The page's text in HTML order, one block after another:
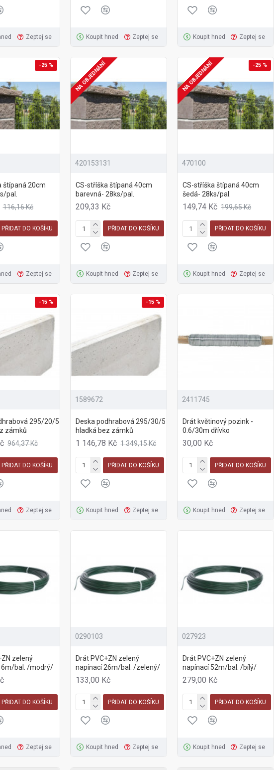
Zeptej se Koupit hned Zeptej se Koupit hned Zeptej se
-25 %
štípaná 20cm
pal.
116,16 Kč
PŘIDAT DO KOŠÍKU
Zeptej se
NA OBJEDNÁNÍ
420153131
CS-stříška štípaná 40cm
barevná- 28ks/pal.
209,33 Kč
PŘIDAT DO KOŠÍKU
Koupit hned Zeptej se
-25 %
NA OBJEDNÁNÍ
470100
CS-stříška štípaná 40cm
šedá- 28ks/pal.
149,74 Kč 199,65 Kč
PŘIDAT DO KOŠÍKU
Koupit hned Zeptej se
-15 %
295/20/5
zámků
964,37 Kč
PŘIDAT DO KOŠÍKU
Zeptej se
-15 %
1589672
Deska podhrabová 295/30/5
hladká bez zámků
1 146,78 Kč 1 349,15 Kč
PŘIDAT DO KOŠÍKU
Koupit hned Zeptej se
2411745
Drát květinový pozink -
0.6/30m dřívko
30,00 Kč
PŘIDAT DO KOŠÍKU
Koupit hned Zeptej se
zelený
bal. /modrý/
PŘIDAT DO KOŠÍKU
Zeptej se
0290103
Drát PVC+ZN zelený
napínací 26m/bal. /zelený/
133,00 Kč
PŘIDAT DO KOŠÍKU
Koupit hned Zeptej se
027923
Drát PVC+ZN zelený
napínací 52m/bal. /bílý/
279,00 Kč
PŘIDAT DO KOŠÍKU
Koupit hned Zeptej se